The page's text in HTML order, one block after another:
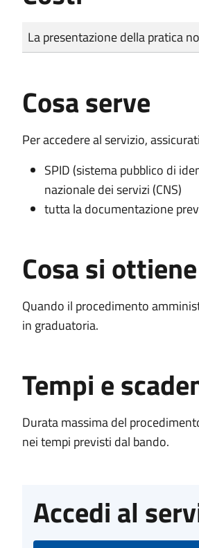
Tipo di pagamento
Importo
La presentazione della pratica
Cosa serve
Per accedere al servizio,
SPID (sistema pubblico di
nazionale dei servizi (CNS)
tutta la documentazione
Cosa si ottiene
Quando il procedimento
in graduatoria.
Tempi e
Durata massima del
nei tempi previsti dal bando.
Accedi al